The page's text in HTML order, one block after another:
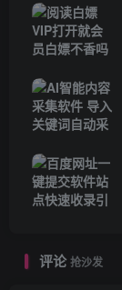
评论抢沙发